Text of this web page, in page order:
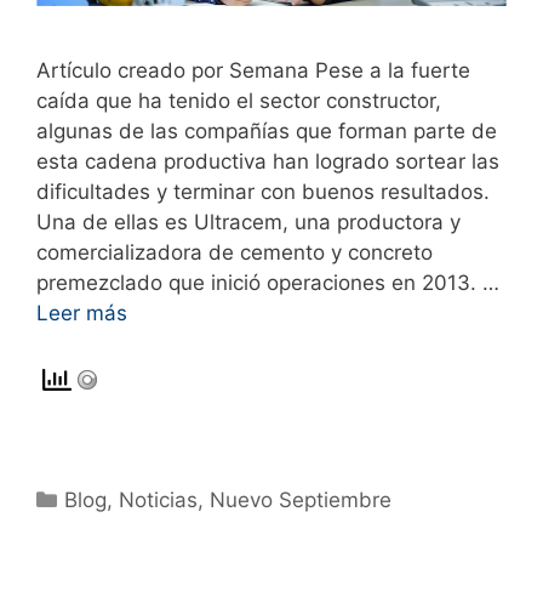
Artículo creado por Semana Pese a la fuerte
caída que ha tenido el sector constructor,
algunas de las compañías que forman parte de
esta cadena productiva han logrado sortear las
dificultades y terminar con buenos resultados.
Una de ellas es Ultracem, una productora y
comercializadora de cemento y concreto
premezclado que inició operaciones en 2013. …
Leer más
Blog, Noticias, Nuevo Septiembre